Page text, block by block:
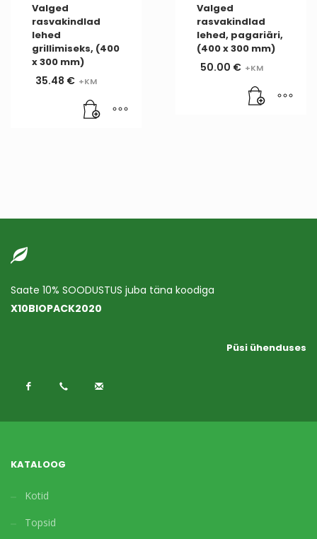
Valged
rasvakindlad
lehed
grillimiseks, (400
x 300 mm)
35.48 €
Valged
rasvakindlad
lehed, pagariäri,
(400 x 300 mm)
50.00 €
Saate 10% SOODUSTUS juba täna koodiga
X10BIOPACK2020
Püsi ühenduses
KATALOOG
Kotid
Topsid